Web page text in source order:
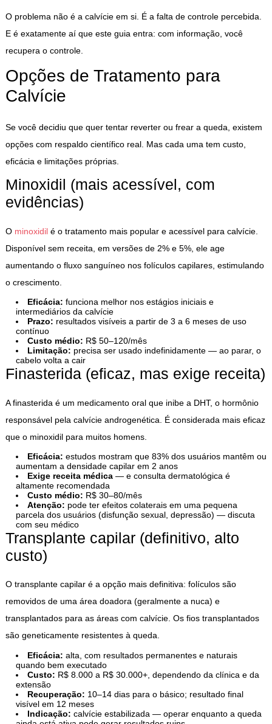
O problema não é a calvície em si. É a falta de controle percebida.
E é exatamente aí que este guia entra: com informação, você
recupera o controle.
Opções de Tratamento para
Calvície
Se você decidiu que quer tentar reverter ou frear a queda, existem
opções com respaldo científico real. Mas cada uma tem custo,
eficácia e limitações próprias.
Minoxidil (mais acessível, com
evidências)
O minoxidilé o tratamento mais popular e acessível para calvície.
Disponível sem receita, em versões de 2% e 5%, ele age
aumentando o fluxo sanguíneo nos folículos capilares, estimulando
o crescimento.
Eficácia: funciona melhor nos estágios iniciais e
intermediários da calvície
Prazo: resultados visíveis a partir de 3 a 6 meses de uso
contínuo
Custo médio: R$ 50–120/mês
Limitação: precisa ser usado indefinidamente — ao parar, o
cabelo volta a cair
Finasterida (eficaz, mas exige receita)
A finasterida é um medicamento oral que inibe a DHT, o hormônio
responsável pela calvície androgenética. É considerada mais eficaz
que o minoxidil para muitos homens.
Eficácia: estudos mostram que 83% dos usuários mantêm ou
aumentam a densidade capilar em 2 anos
Exige receita médica — e consulta dermatológica é
altamente recomendada
Custo médio: R$ 30–80/mês
Atenção: pode ter efeitos colaterais em uma pequena
parcela dos usuários (disfunção sexual, depressão) — discuta
com seu médico
Transplante capilar (definitivo, alto
custo)
O transplante capilar é a opção mais definitiva: folículos são
removidos de uma área doadora (geralmente a nuca) e
transplantados para as áreas com calvície. Os fios transplantados
são geneticamente resistentes à queda.
Eficácia: alta, com resultados permanentes e naturais
quando bem executado
Custo: R$ 8.000 a R$ 30.000+, dependendo da clínica e da
extensão
Recuperação: 10–14 dias para o básico; resultado final
visível em 12 meses
Indicação: calvície estabilizada — operar enquanto a queda